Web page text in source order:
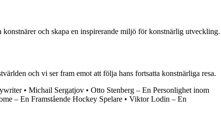
och skapa en inspirerande miljö för konstnärlig utveckling.
och vi ser fram emot att följa hans fortsatta konstnärliga resa.
• Michail Sergatjov • Otto Stenberg – En Personlighet inom
– En Framstående Hockey Spelare • Viktor Lodin – En